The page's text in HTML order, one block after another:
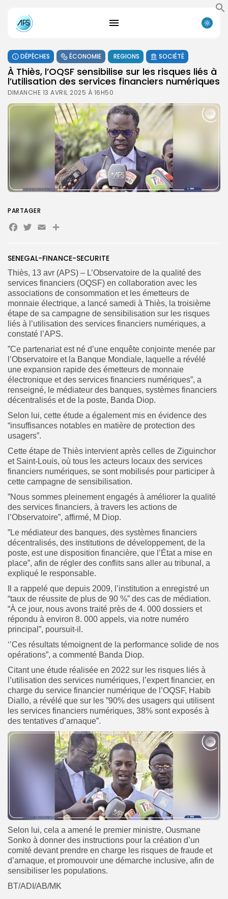
for:
Search
Button
FR
DÉPÊCHES ÉCONOMIE REGIONS SOCIÉTÉ
À Thiès, l’OQSF sensibilise sur les risques liés à
l’utilisation des services financiers numériques
DIMANCHE 13 AVRIL 2025 À 16H50
SENEGAL-FINANCE-SECURITE
Thiès, 13 avr (APS) – L’Observatoire de la qualité des
services financiers (OQSF) en collaboration avec les
associations de consommation et les émetteurs de
monnaie électrique, a lancé samedi à Thiès, la troisième
étape de sa campagne de sensibilisation sur les risques
liés à l’utilisation des services financiers numériques, a
constaté l’APS.
”Ce partenariat est né d’une enquête conjointe menée par
l’Observatoire et la Banque Mondiale, laquelle a révélé
une expansion rapide des émetteurs de monnaie
électronique et des services financiers numériques”, a
renseigné, le médiateur des banques, systèmes financiers
décentralisés et de la poste, Banda Diop.
Selon lui, cette étude a également mis en évidence des
“insuffisances notables en matière de protection des
usagers”.
Cette étape de Thiès intervient après celles de Ziguinchor
et Saint-Louis, où tous les acteurs locaux des services
financiers numériques, se sont mobilisés pour participer à
cette campagne de sensibilisation.
”Nous sommes pleinement engagés à améliorer la qualité
des services financiers, à travers les actions de
l’Observatoire”, affirmé, M Diop.
”Le médiateur des banques, des systèmes financiers
décentralisés, des institutions de développement, de la
poste, est une disposition financière, que l’État a mise en
place”, afin de régler des conflits sans aller au tribunal, a
expliqué le responsable.
Il a rappelé que depuis 2009, l’institution a enregistré un
“taux de réussite de plus de 90 %” des cas de médiation.
“À ce jour, nous avons traité près de 4. 000 dossiers et
répondu à environ 8. 000 appels, via notre numéro
principal”, poursuit-il.
‘’Ces résultats témoignent de la performance solide de nos
opérations”, a commenté Banda Diop.
Citant une étude réalisée en 2022 sur les risques liés à
l’utilisation des services numériques, l’expert financier, en
charge du service financier numérique de l’OQSF, Habib
Diallo, a révélé que sur les ”90% des usagers qui utilisent
les services financiers numériques, 38% sont exposés à
des tentatives d’arnaque”.
Selon lui, cela a amené le premier ministre, Ousmane
Sonko à donner des instructions pour la création d’un
comité devant prendre en charge les risques de fraude et
d’arnaque, et promouvoir une démarche inclusive, afin de
sensibiliser les populations.
BT/ADI/AB/MK
PARTAGER
Facebook
Twitter
EmailPartager